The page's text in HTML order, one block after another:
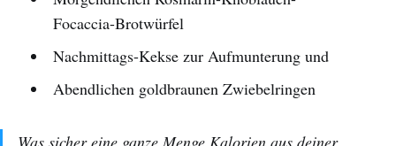
Focaccia-Brotwürfel
Nachmittags-Kekse zur Aufmunterung und
Abendlichen goldbraunen Zwiebelringen
Was sicher eine ganze Menge Kalorien aus deiner